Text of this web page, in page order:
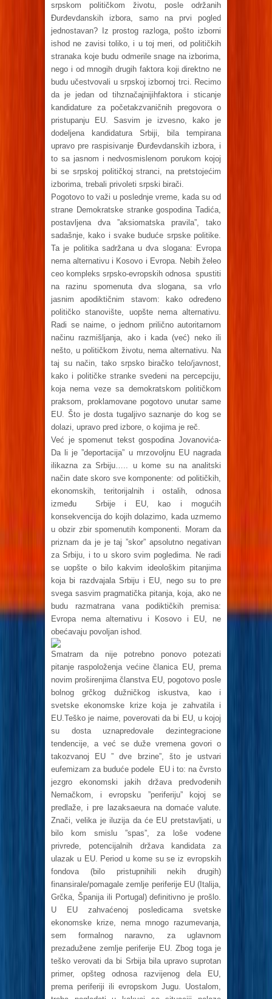
srpskom političkom životu, posle održanih
Đurđevdanskih izbora, samo na prvi pogled
jednostavan? Iz prostog razloga, pošto izborni
ishod ne zavisi toliko, i u toj meri, od političkih
stranaka koje budu odmerile snage na izborima,
nego i od mnogih drugih faktora koji direktno ne
budu učestvovali u srpskoj izbornoj trci. Recimo
da je jedan od tihznačajnijihfaktora i sticanje
kandidature za početakzvaničnih pregovora o
pristupanju EU. Sasvim je izvesno, kako je
dodeljena kandidatura Srbiji, bila tempirana
upravo pre raspisivanje Đurđevdanskih izbora, i
to sa jasnom i nedvosmislenom porukom kojoj
bi se srpskoj političkoj stranci, na pretstojećim
izborima, trebali privoleti srpski birači.
Pogotovo to važi u poslednje vreme, kada su od
strane Demokratske stranke gospodina Tadića,
postavljena dva ”aksiomatska pravila”, tako
sadašnje, kako i svake buduće srpske politike.
Ta je politika sadržana u dva slogana: Evropa
nema alternativu i Kosovo i Evropa. Nebih želeo
ceo kompleks srpsko-evropskih odnosa spustiti
na razinu spomenuta dva slogana, sa vrlo
jasnim apodiktičnim stavom: kako određeno
političko stanovište, uopšte nema alternativu.
Radi se naime, o jednom prilično autoritarnom
načinu razmišljanja, ako i kada (već) neko ili
nešto, u političkom životu, nema alternativu. Na
taj su način, tako srpsko biračko telo/javnost,
kako i političke stranke svedeni na percepciju,
koja nema veze sa demokratskom političkom
praksom, proklamovane pogotovo unutar same
EU. Što je dosta tugaljivo saznanje do kog se
dolazi, upravo pred izbore, o kojima je reč.
Već je spomenut tekst gospodina Jovanovića-
Da li je ”deportacija” u mrzovoljnu EU nagrada
ilikazna za Srbiju….. u kome su na analitski
način date skoro sve komponente: od političkih,
ekonomskih, teritorijalnih i ostalih, odnosa
između Srbije i EU, kao i mogućih
konsekvencija do kojih dolazimo, kada uzmemo
u obzir zbir spomenutih komponenti. Moram da
priznam da je je taj ”skor” apsolutno negativan
za Srbiju, i to u skoro svim pogledima. Ne radi
se uopšte o bilo kakvim ideološkim pitanjima
koja bi razdvajala Srbiju i EU, nego su to pre
svega sasvim pragmatička pitanja, koja, ako ne
budu razmatrana vana podiktičkih premisa:
Evropa nema alternativu i Kosovo i EU, ne
obećavaju povoljan ishod.
Smatram da nije potrebno ponovo potezati
pitanje raspoloženja većine članica EU, prema
novim proširenjima članstva EU, pogotovo posle
bolnog grčkog dužničkog iskustva, kao i
svetske ekonomske krize koja je zahvatila i
EU.Teško je naime, poverovati da bi EU, u kojoj
su dosta uznapredovale dezintegracione
tendencije, a već se duže vremena govori o
takozvanoj EU ” dve brzine”, što je ustvari
eufemizam za buduće podele EU i to: na čvrsto
jezgro ekonomski jakih država predvođenih
Nemačkom, i evropsku ”periferiju” kojoj se
predlaže, i pre lazaksaeura na domaće valute.
Znači, velika je iluzija da će EU pretstavljati, u
bilo kom smislu ”spas”, za loše vođene
privrede, potencijalnih država kandidata za
ulazak u EU. Period u kome su se iz evropskih
fondova (bilo pristupnihili nekih drugih)
finansirale/pomagale zemlje periferije EU (Italija,
Grčka, Španija ili Portugal) definitivno je prošlo.
U EU zahvaćenoj posledicama svetske
ekonomske krize, nema mnogo razumevanja,
sem formalnog naravno, za uglavnom
prezadužene zemlje periferije EU. Zbog toga je
teško verovati da bi Srbija bila upravo suprotan
primer, opšteg odnosa razvijenog dela EU,
prema periferiji ili evropskom Jugu. Uostalom,